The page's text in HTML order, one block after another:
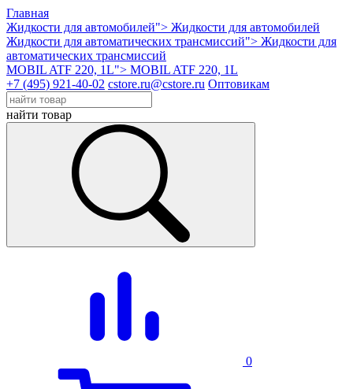
Главная
Жидкости для автомобилей"> Жидкости для автомобилей
Жидкости для автоматических трансмиссий"> Жидкости для
автоматических трансмиссий
MOBIL ATF 220, 1L"> MOBIL ATF 220, 1L
+7 (495) 921-40-02 cstore.ru@cstore.ru Оптовикам
найти товар
0